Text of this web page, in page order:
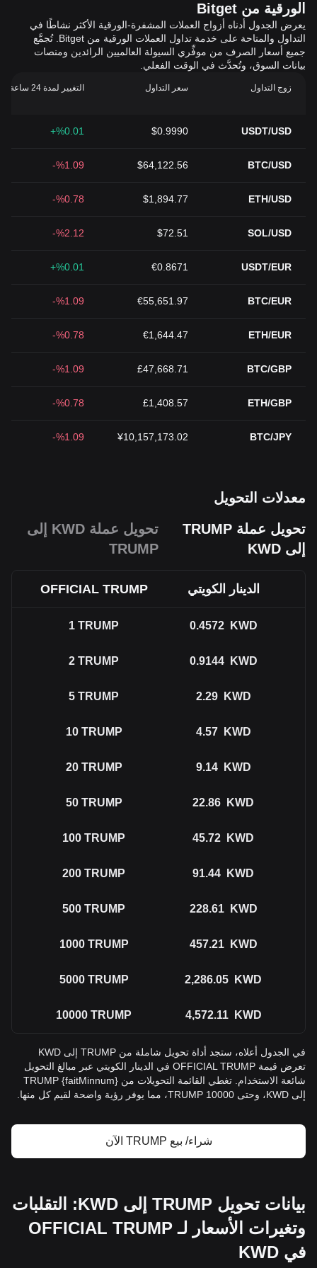
الورقية من Bitget
يعرض الجدول أدناه أزواج العملات المشفرة-الورقية الأكثر نشاطًا في
التداول والمتاحة على خدمة تداول العملات الورقية من Bitget. تُجمَّع
جميع أسعار الصرف من موفِّري السيولة العالميين الرائدين ومنصات
بيانات السوق، وتُحدَّث في الوقت الفعلي.
زوج التداول سعر التداول التغيير لمدة 24 ساعة (%)
USDT/USD
$0.9990
%0.01+
BTC/USD
$64,122.56
%1.09-
ETH/USD
$1,894.77
%0.78-
SOL/USD
$72.51
%2.12-
USDT/EUR
€0.8671
%0.01+
BTC/EUR
€55,651.97
%1.09-
ETH/EUR
€1,644.47
%0.78-
BTC/GBP
£47,668.71
%1.09-
ETH/GBP
£1,408.57
%0.78-
BTC/JPY
¥10,157,173.02
%1.09-
معدلات التحويل
تحويل عملة TRUMP
إلى KWD
تحويل عملة KWD إلى
TRUMP
OFFICIAL TRUMP الدينار الكويتي
1 TRUMP 0.4572 KWD
2 TRUMP 0.9144 KWD
5 TRUMP 2.29 KWD
10 TRUMP 4.57 KWD
20 TRUMP 9.14 KWD
50 TRUMP 22.86 KWD
100 TRUMP 45.72 KWD
200 TRUMP 91.44 KWD
500 TRUMP 228.61 KWD
1000 TRUMP 457.21 KWD
5000 TRUMP 2,286.05 KWD
10000 TRUMP 4,572.11 KWD
في الجدول أعلاه، ستجد أداة تحويل شاملة من TRUMP إلى KWD
تعرض قيمة OFFICIAL TRUMP في الدينار الكويتي عبر مبالغ التحويل
شائعة الاستخدام. تغطي القائمة التحويلات من {faitMinnum} TRUMP
إلى KWD، وحتى 10000 TRUMP، مما يوفر رؤية واضحة لقيم كل منها.
شراء/ بيع TRUMP الآن
بيانات تحويل TRUMP إلى KWD: التقلبات
وتغيرات الأسعار لـ OFFICIAL TRUMP
في KWD